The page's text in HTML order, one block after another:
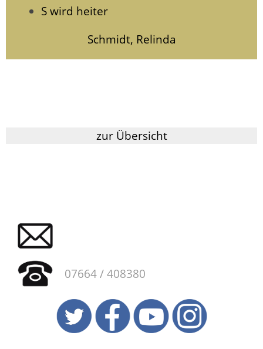
S wird heiter
Schmidt, Relinda
zur Übersicht
07664 / 408380